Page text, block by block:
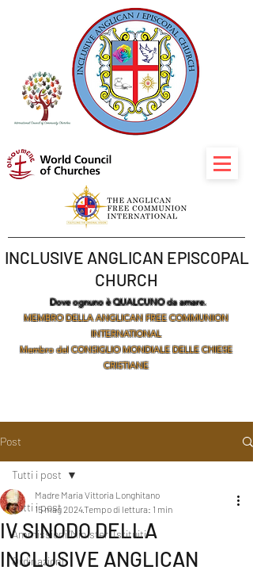
INCLUSIVE ANGLICAN EPISCOPAL
CHURCH
Dove ognuno è QUALCUNO da amare.
MEMBRO DELLA ANGLICAN FREE COMMUNION
INTERNATIONAL
Membro del CONSIGLIO MONDIALE DELLE CHIESE
CRISTIANE
Post
Tutti i post
Ammissioni/Ministeri Istituiti
Ordinazioni
Tutti i post
IV SINODO DELLA
INCLUSIVE ANGLICAN
Madre Maria Vittoria Longhitano
15 mag 2024Tempo di lettura: 1 min